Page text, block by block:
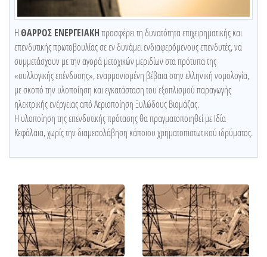
ΗΘΑΡΡΟΣ ΕΝΕΡΓΕΙΑΚΗπροσφέρει τη δυνατότητα επιχειρηματικής και
επενδυτικής πρωτοβουλίας σε εν δυνάμει ενδιαφερόμενους επενδυτές, να
συμμετάσχουν με την αγορά μετοχικών μεριδίων στα πρότυπα της
«συλλογικής επένδυσης», εναρμονισμένη βέβαια στην ελληνική νομολογία,
με σκοπό την υλοποίηση και εγκατάσταση του εξοπλισμού παραγωγής
ηλεκτρικής ενέργειας από Αεριοποίηση Ξυλώδους Βιομάζας.
Η υλοποίηση της επενδυτικής πρότασης θα πραγματοποιηθεί με Ιδία
Κεφάλαια, χωρίς την διαμεσολάβηση κάποιου χρηματοπιστωτικού ιδρύματος.